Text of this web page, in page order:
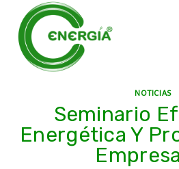
NOTICIAS
Seminario
Energética Y